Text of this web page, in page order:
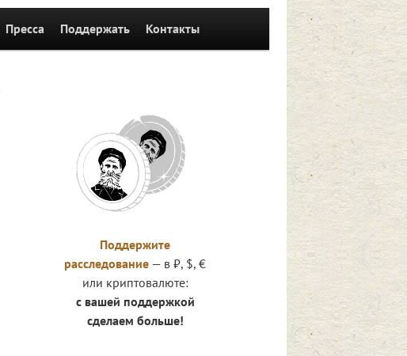
Пресса Поддержать Контакты
Поддержите
расследование — в ₽, $, €
или криптовалюте:
с вашей поддержкой
сделаем больше!